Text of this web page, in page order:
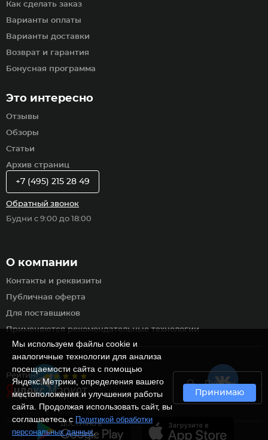
Рейтинг
Пункты
самовывоза
Как сделать заказ
Варианты оплаты
Варианты доставки
Возврат и гарантия
Бонусная программа
Это интересно
Отзывы
Обзоры
Статьи
Архив страниц
О компании
Контакты и реквизиты
Публичная оферта
Для поставщиков
Применяются рекомендательные технологии
+7 (495) 215 28 49
Обратный звонок
Будни с 9:00 до 18:00
Мы используем файлы cookie и
аналогичные технологии для анализа
посещаемости сайта с помощью
Яндекс.Метрики, определения вашего
местоположения и улучшения работы
сайта. Продолжая использовать сайт, вы
соглашаетесь с Политикой обработки
персональных данных.
Принимаю